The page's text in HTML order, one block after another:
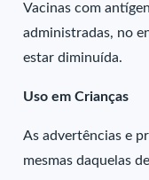
Vacinas com
administradas, no
estar diminuída.
Uso em Crianças
As advertências e
mesmas daquelas